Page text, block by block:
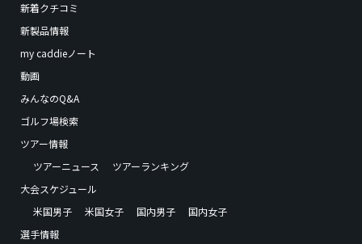
新着クチコミ
新製品情報
my caddieノート
動画
みんなのQ&A
ゴルフ場検索
ツアー情報
ツアーニュース
ツアーランキング
大会スケジュール
米国男子
米国女子 国内男子
国内女子
選手情報